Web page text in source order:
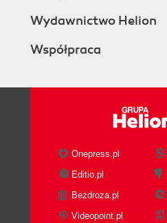
Wydawnictwo Helion
Współpraca
Onepress.pl
Editio.pl
Bezdroza.pl
Videopoint.pl